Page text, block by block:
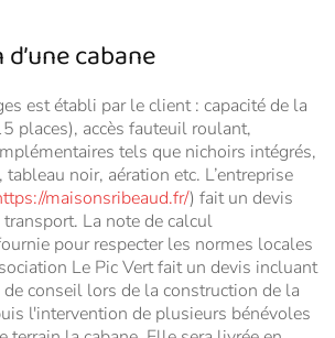
cabane
est établi par le client : capacité de la
places), accès fauteuil roulant,
tels que nichoirs intégrés,
noir, aération etc. L’entreprise
maisonsribeaud.fr/) fait un devis
La note de calcul
pour respecter les normes locales
Le Pic Vert fait un devis incluant
conseil lors de la construction de la
l'intervention de plusieurs bénévoles